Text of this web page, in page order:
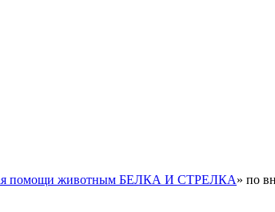
помощи животным БЕЛКА И СТРЕЛКА» по